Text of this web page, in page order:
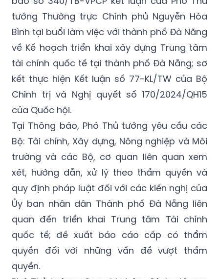
Bình tại buổi làm việc với thành phố Đà Nẵng
về Kế hoạch triển khai xây dựng Trung tâm
tài chính quốc tế tại thành phố Đà Nẵng; sơ
kết thực hiện Kết luận số 77-KL/TW của Bộ
Chính trị và Nghị quyết số 170/2024/QH15
của Quốc hội.
Tại Thông báo, Phó Thủ tướng yêu cầu các
Bộ: Tài chính, Xây dựng, Nông nghiệp và Môi
trường và các Bộ, cơ quan liên quan xem
xét, hướng dẫn, xử lý theo thẩm quyền và
quy định pháp luật đối với các kiến nghị của
Ủy ban nhân dân Thành phố Đà Nẵng liên
quan đến triển khai Trung tâm Tài chính
quốc tế; đề xuất báo cáo cấp có thẩm
quyền đối với những vấn đề vượt thẩm
quyền.
Phó Thủ tướng cũng ghi nhận, đánh giá cao
sự chủ động, tích cực vào cuộc của thành